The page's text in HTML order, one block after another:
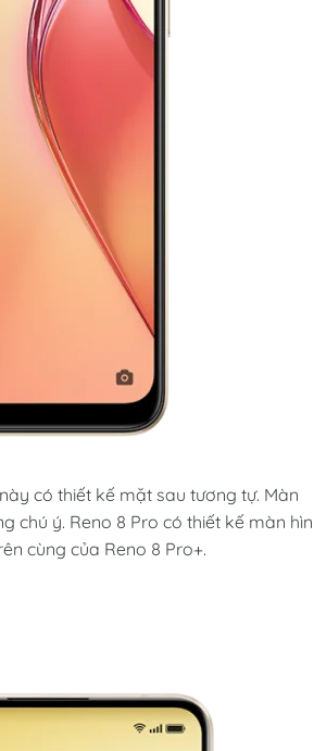
có thiết kế mặt sau tương tự. Màn
chú ý. Reno 8 Pro có thiết kế màn
cùng của Reno 8 Pro+.